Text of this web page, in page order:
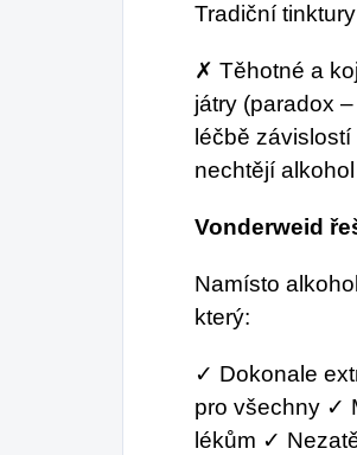
Tradiční
✗ Těhotné a
játry (paradox
léčbě
nechtějí
Vonderweid
Namísto
který:
✓ Dokonale
pro všechny ✓
lékům ✓